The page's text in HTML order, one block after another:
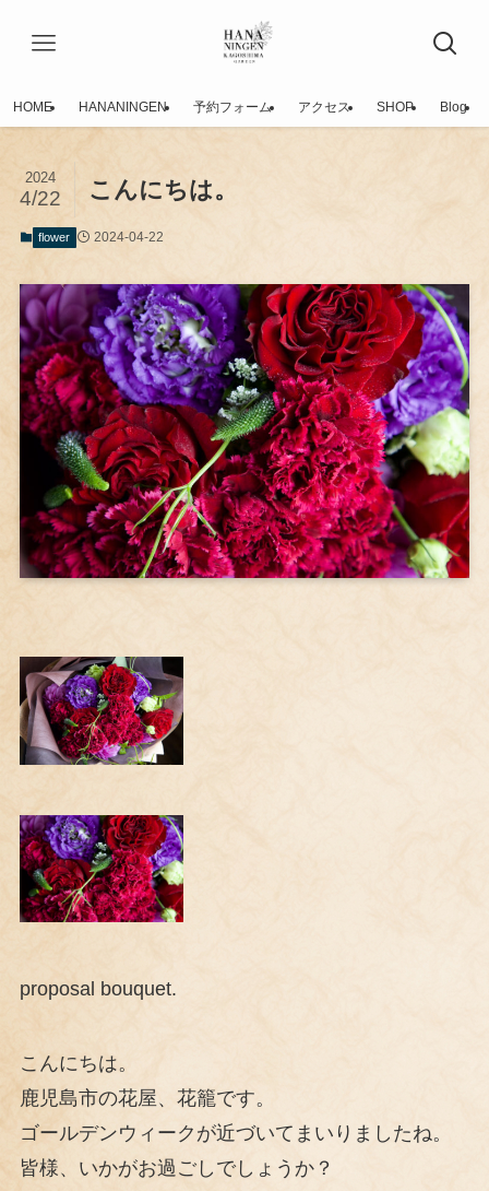
HOME HANANINGEN 予約フォーム アクセス SHOP Blog
こんにちは。
2024
4/22
flower 2024-04-22
proposal bouquet.
こんにちは。
鹿児島市の花屋、花籠です。
ゴールデンウィークが近づいてまいりましたね。
皆様、いかがお過ごしでしょうか？